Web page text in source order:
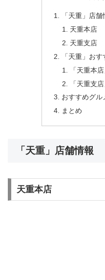
「天重」店舗
天重本店
天重支店
「天重」お
「天重本
「天重支
おすすめグル
まとめ
「天重」店舗情報
天重本店